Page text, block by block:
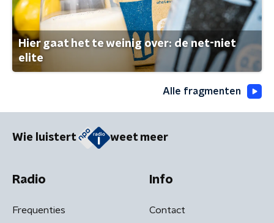
Hier gaat het te weinig over: de net-niet
elite
Alle fragmenten
Wie luistert weet meer
Radio
Frequenties
Info
Contact